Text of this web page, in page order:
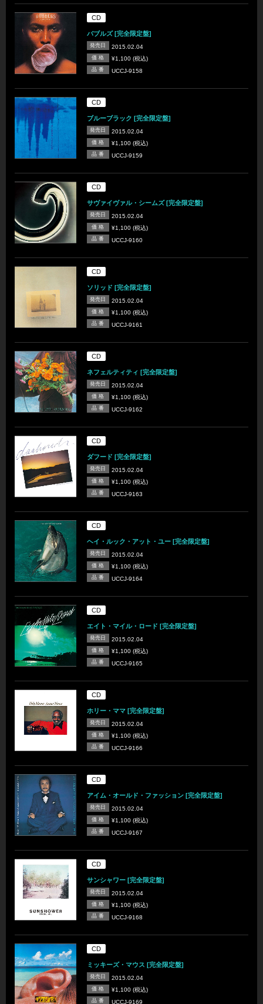
CD
バブルズ [完全限定盤]
発売日 2015.02.04
価 格 ¥1,100 (税込)
品 番 UCCJ-9158
CD
ブルーブラック [完全限定盤]
発売日 2015.02.04
価 格 ¥1,100 (税込)
品 番 UCCJ-9159
CD
サヴァイヴァル・シームズ [完全限定盤]
発売日 2015.02.04
価 格 ¥1,100 (税込)
品 番 UCCJ-9160
CD
ソリッド [完全限定盤]
発売日 2015.02.04
価 格 ¥1,100 (税込)
品 番 UCCJ-9161
CD
ネフェルティティ [完全限定盤]
発売日 2015.02.04
価 格 ¥1,100 (税込)
品 番 UCCJ-9162
CD
ダフード [完全限定盤]
発売日 2015.02.04
価 格 ¥1,100 (税込)
品 番 UCCJ-9163
CD
ヘイ・ルック・アット・ユー [完全限定盤]
発売日 2015.02.04
価 格 ¥1,100 (税込)
品 番 UCCJ-9164
CD
エイト・マイル・ロード [完全限定盤]
発売日 2015.02.04
価 格 ¥1,100 (税込)
品 番 UCCJ-9165
CD
ホリー・ママ [完全限定盤]
発売日 2015.02.04
価 格 ¥1,100 (税込)
品 番 UCCJ-9166
CD
アイム・オールド・ファッション [完全限定盤]
発売日 2015.02.04
価 格 ¥1,100 (税込)
品 番 UCCJ-9167
CD
サンシャワー [完全限定盤]
発売日 2015.02.04
価 格 ¥1,100 (税込)
品 番 UCCJ-9168
CD
ミッキーズ・マウス [完全限定盤]
発売日 2015.02.04
価 格 ¥1,100 (税込)
品 番 UCCJ-9169